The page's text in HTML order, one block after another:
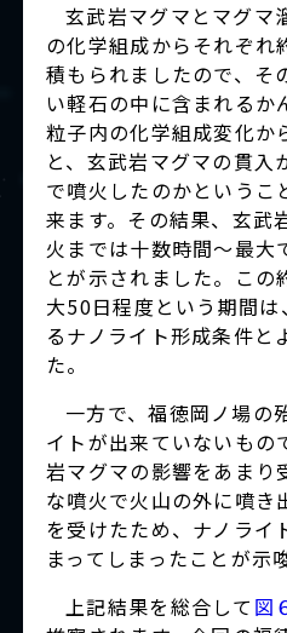
玄武岩マグマとマグマ
の化学組成からそれぞ
積もられましたので、そ
い軽石の中に含まれるか
粒子内の化学組成変化か
と、玄武岩マグマの貫入
で噴火したのかというこ
来ます。その結果、玄武
火までは十数時間～最大
とが示されました。こ
大50日程度という期間
るナノライト形成条件と
た。
一方で、福徳岡ノ場の
イトが出来ていないもの
岩マグマの影響をあまり
な噴火で火山の外に噴き
を受けたため、ナノライ
まってしまったことが示
上記結果を総合して 図